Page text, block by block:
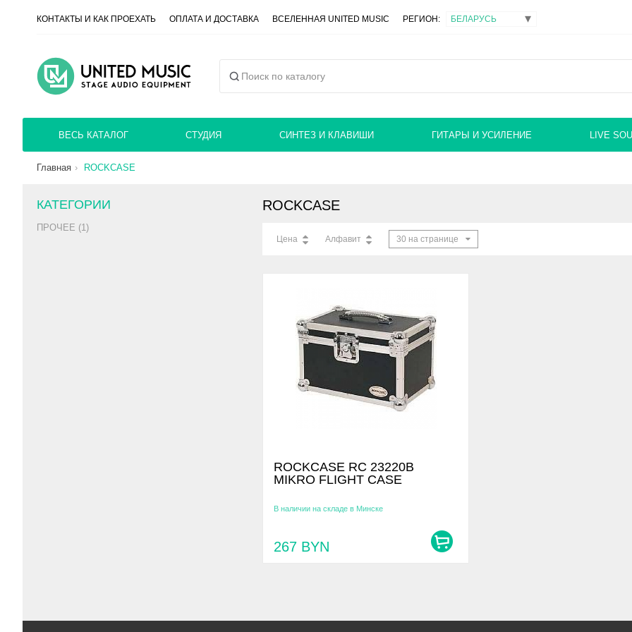
КОНТАКТЫ И КАК ПРОЕХАТЬ ОПЛАТА И ДОСТАВКА ВСЕЛЕННАЯ UNITED MUSIC РЕГИОН:
ВЕСЬ КАТАЛОГ СТУДИЯ СИНТЕЗ И КЛАВИШИ ГИТАРЫ И УСИЛЕНИЕ LIVE
Главная ROCKCASE
КАТЕГОРИИ
ПРОЧЕЕ (1)
ROCKCASE
Цена Алфавит 30 на странице
ROCKCASE RC 23220B
MIKRO FLIGHT CASE
В наличии на складе в Минске
267 BYN